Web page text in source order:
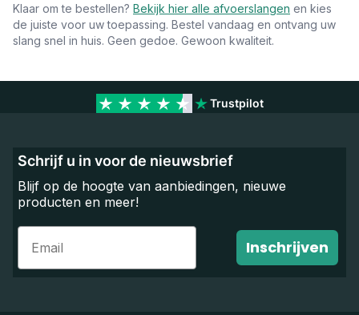
Klaar om te bestellen? Bekijk hier alle afvoerslangen en kies
de juiste voor uw toepassing. Bestel vandaag en ontvang uw
slang snel in huis. Geen gedoe. Gewoon kwaliteit.
Trustpilot
Schrijf u in voor de nieuwsbrief
Blijf op de hoogte van aanbiedingen, nieuwe
producten en meer!
Email
Inschrijven